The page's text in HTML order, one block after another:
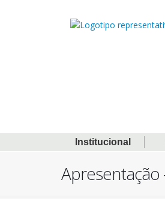
Institucional
Apresentação